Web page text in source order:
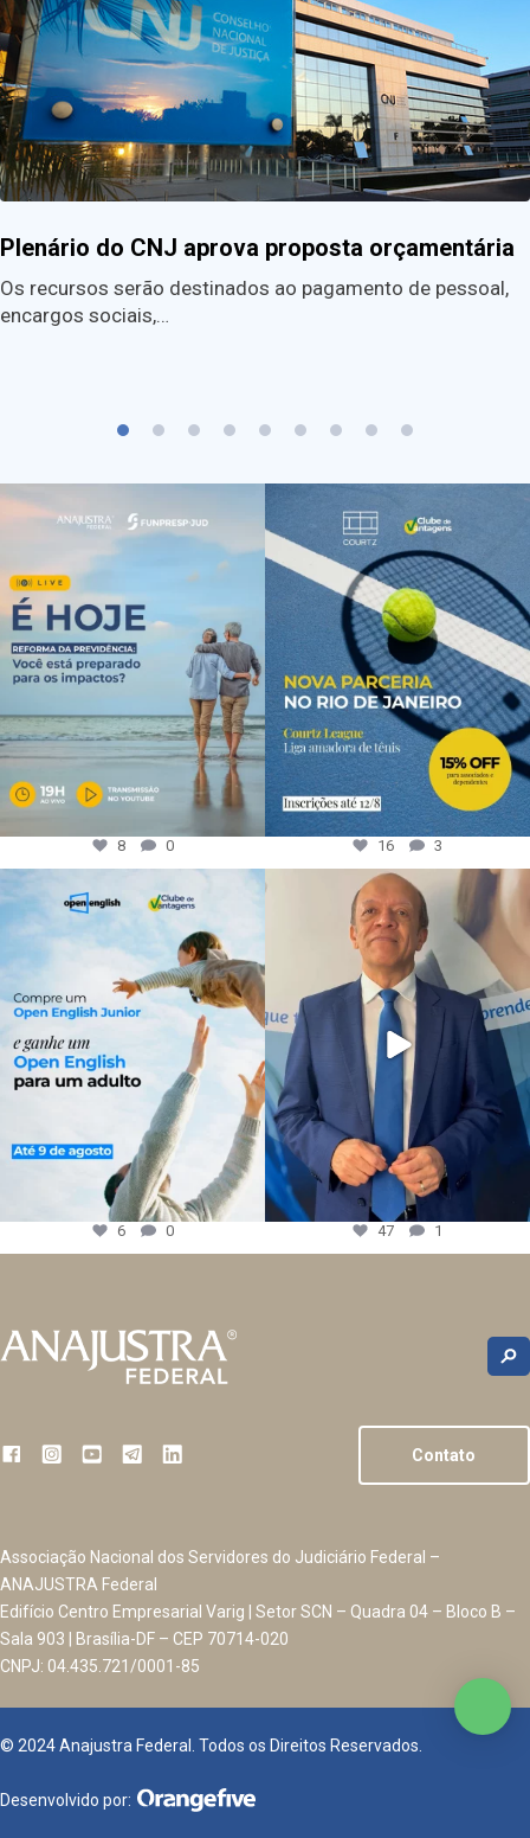
Plenário do CNJ aprova proposta orçamentária
Os recursos serão destinados ao pagamento de pessoal,
encargos sociais,…
8 0 16 3
6 0 47 1
Contato
Associação Nacional dos Servidores do Judiciário Federal –
ANAJUSTRA Federal
Edifício Centro Empresarial Varig | Setor SCN – Quadra 04 – Bloco B –
Sala 903 | Brasília-DF – CEP 70714-020
CNPJ: 04.435.721/0001-85
© 2024 Anajustra Federal. Todos os Direitos Reservados.
Desenvolvido por: